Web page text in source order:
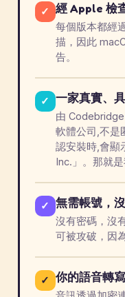
✓ 經 Apple 檢
每個版本都經
描，因此
告。
✓ 一家真實、
由
軟體公司,不是
認安裝時,會顯
Inc.」。那就是
✓ 無需帳號，
沒有密碼，沒
可被攻破，因
✓ 你的語音轉